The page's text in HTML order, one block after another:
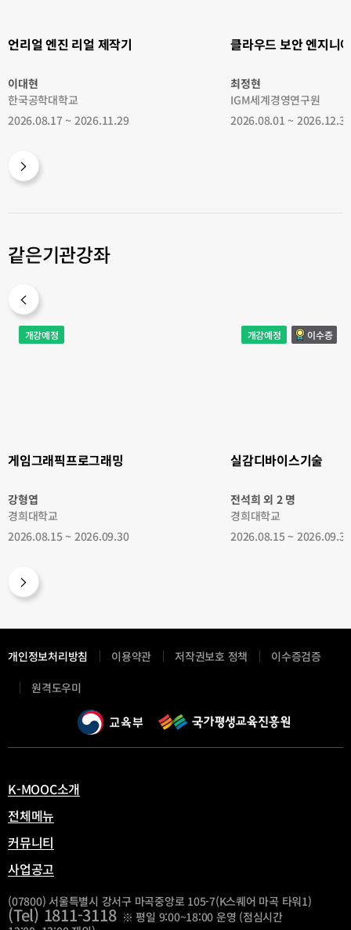
언리얼 엔진 리얼 제작기
이대현
한국공학대학교
2026.08.17 ~ 2026.11.29
클라우드 보안 엔지니
최정현
IGM세계경영연구원
2026.08.01 ~ 2026.12.30
같은기관강좌
게
임
그
개강예정
게임그래픽프로그래밍
강형엽
경희대학교
2026.08.15 ~ 2026.09.30
실
감
디
개강예정 이수증
실감디바이스기술
전석희 외 2 명
경희대학교
2026.08.15 ~ 2026.09.30
개인정보처리방침 이용약관 저작권보호 정책
이수증검증
원격도우미새
창
열
K-MOOC소개
전체메뉴
커뮤니티
사업공고
(07800) 서울특별시 강서구 마곡중앙로 105-7(K스퀘어 마곡 타워1)
(Tel) 1811-3118※ 평일 9:00~18:00 운영 (점심시간